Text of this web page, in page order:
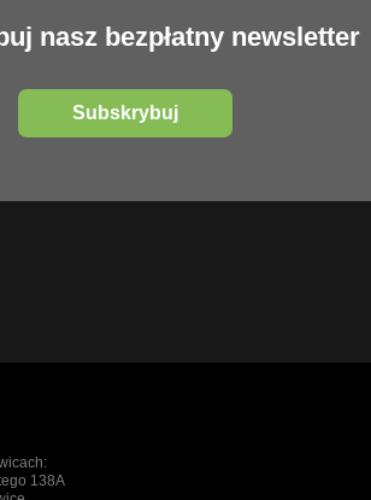
nasz bezpłatny newsletter
Subskrybuj
138A